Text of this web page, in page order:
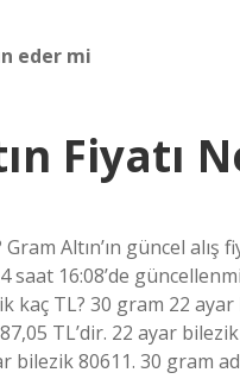
eder mi
Fiyatı
Altın’ın güncel alış
saat 16:08’de
kaç TL? 30 gram 22
TL’dir. 22 ayar
bilezik 80611. 30 gram